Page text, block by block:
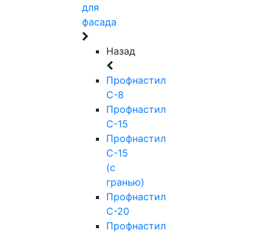
для
фасада
Назад
Профнастил
С-8
Профнастил
С-15
Профнастил
С-15
(с
гранью)
Профнастил
С-20
Профнастил